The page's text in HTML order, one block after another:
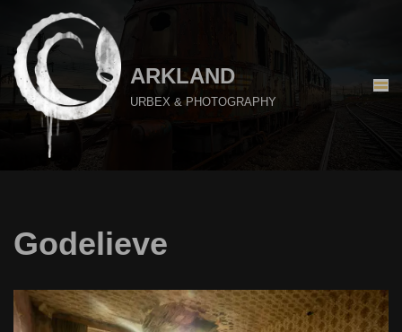
Aller
au
contenu
ARKLAND
URBEX & PHOTOGRAPHY
Godelieve